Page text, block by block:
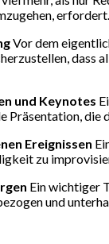
erfordert.
Vor dem
dass
und Keynotes
Präsentation,
Ereignissen
zu
Ein wichtiger
und